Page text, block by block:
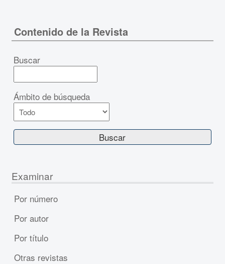
Contenido de la Revista
Buscar
Ámbito de búsqueda
Examinar
Por número
Por autor
Por título
Otras revistas